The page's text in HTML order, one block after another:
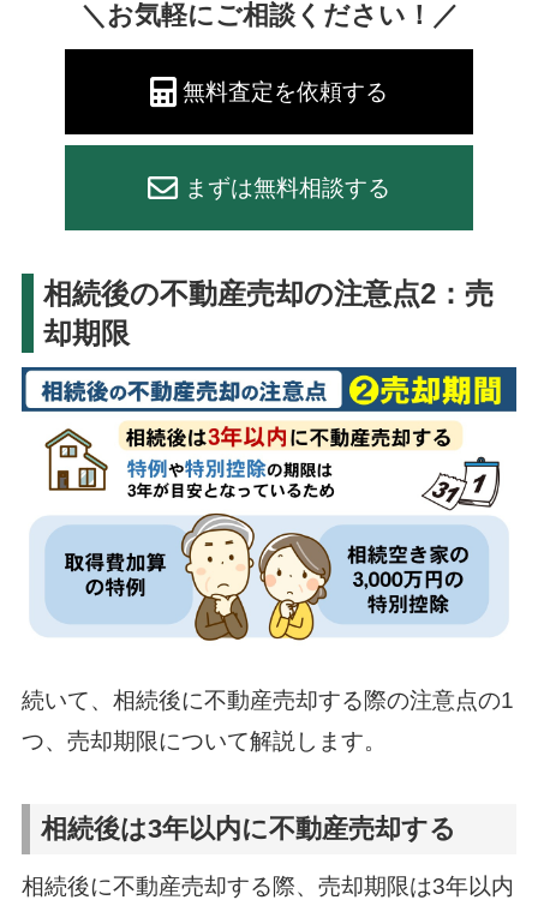
＼お気軽にご相談ください！／
無料査定を依頼する
まずは無料相談する
相続後の不動産売却の注意点2：売
却期限
続いて、相続後に不動産売却する際の注意点の1
つ、売却期限について解説します。
相続後は3年以内に不動産売却する
相続後に不動産売却する際、売却期限は3年以内